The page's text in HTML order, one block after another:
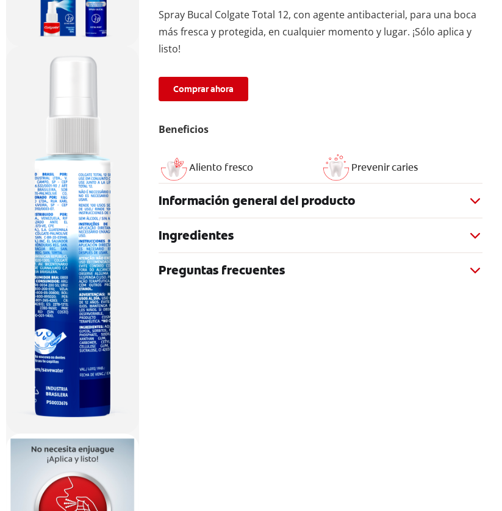
Spray Bucal Colgate Total 12, con agente antibacterial, para una boca
más fresca y protegida, en cualquier momento y lugar. ¡Sólo aplica y
listo!
Comprar ahora
Beneficios
Aliento fresco Prevenir caries
Información general del producto
Ingredientes
Preguntas frecuentes